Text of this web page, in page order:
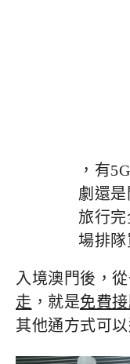
，有
劇還
旅行
場排隊
入境澳門後，
走 ，就是免費
其他通方式可以